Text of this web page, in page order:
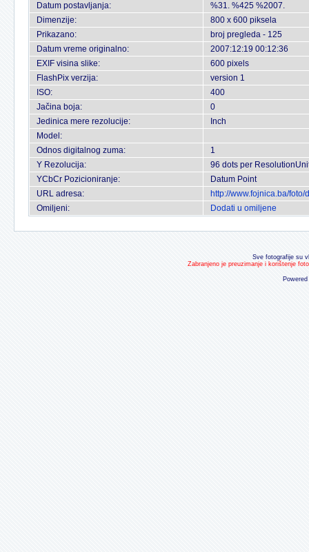
Datum postavljanja:
%31. %425 %2007.
Dimenzije:
800 x 600 piksela
Prikazano:
broj pregleda - 125
Datum vreme originalno:
2007:12:19 00:12:36
EXIF visina slike:
600 pixels
FlashPix verzija:
version 1
ISO:
400
Jačina boja:
0
Jedinica mere rezolucije:
Inch
Model:
Odnos digitalnog zuma:
1
Y Rezolucija:
96 dots per
YCbCr Pozicioniranje:
Datum Point
URL adresa:
http://www.fojnica.ba/
Omiljeni:
Dodati u omiljene
Sve fotografije su
Zabranjeno je preuzimanje i korištenje